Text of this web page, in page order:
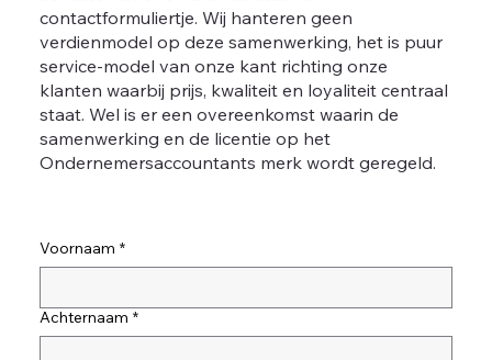
contactformuliertje. Wij hanteren geen
verdienmodel op deze samenwerking, het is puur
service-model van onze kant richting onze
klanten waarbij prijs, kwaliteit en loyaliteit centraal
staat. Wel is er een overeenkomst waarin de
samenwerking en de licentie op het
Ondernemersaccountants merk wordt geregeld.
Voornaam *
Achternaam *